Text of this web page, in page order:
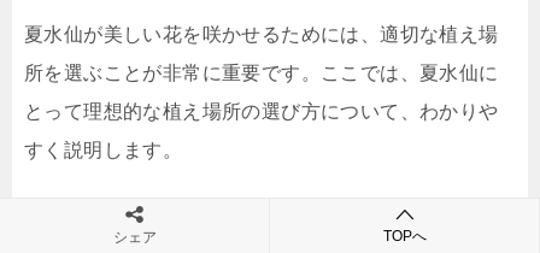
夏水仙が美しい花を咲かせるためには、適切な植え場
所を選ぶことが非常に重要です。ここでは、夏水仙に
とって理想的な植え場所の選び方について、わかりや
すく説明します。
まず、日当たりの良い場所を選ぶことが大切です。夏
シェア TOPへ